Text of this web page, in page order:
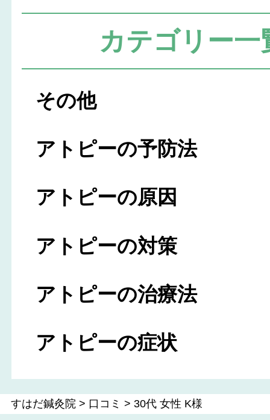
カテゴリー一
その他
アトピーの予防法
アトピーの原因
アトピーの対策
アトピーの治療法
アトピーの症状
すはだ鍼灸院> 口コミ > 30代 女性 K様